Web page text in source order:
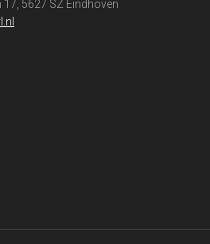
5627 SZ Eindhoven